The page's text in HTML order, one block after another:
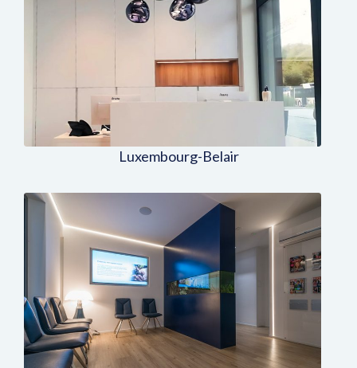
Centre Médico-Dentaire à
Luxembourg
Luxembourg-Belair
Centre Médico-Dentaire à Esch-
sur-Alzette